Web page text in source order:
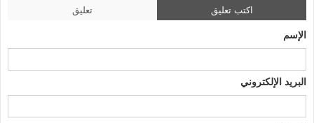
اكتب تعليق تعليق
الإسم
البريد الإلكتروني